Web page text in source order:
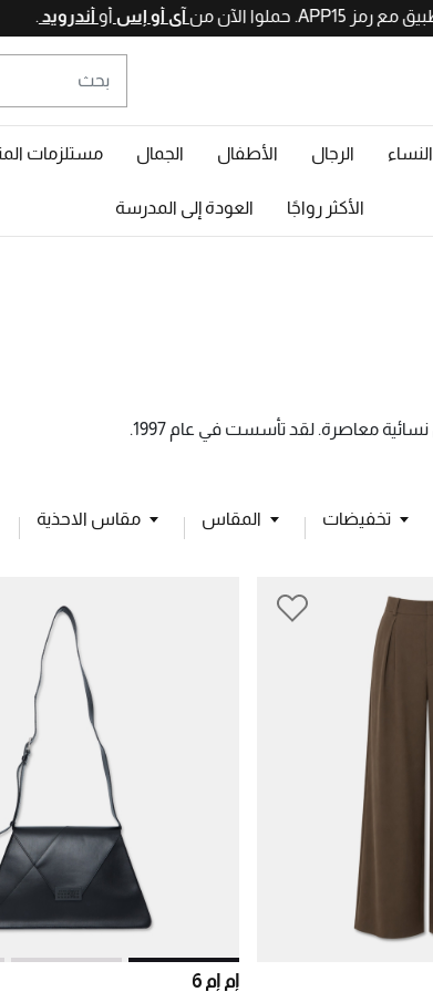
آي أو
النساء الرجال الأطفال الجمال مستلزمات
الأكثر رواجًا العودة إلى المدرسة
تخفيضات المقاس مقاس الاحذية
إم إم 6